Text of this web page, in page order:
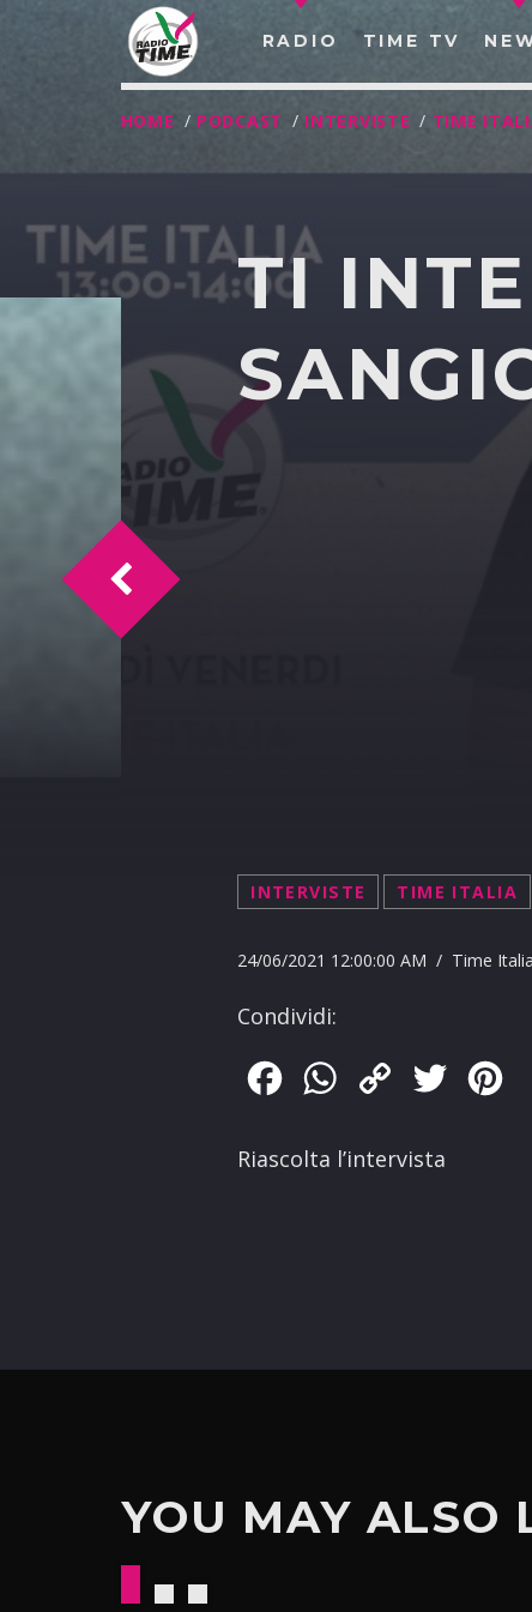
RADIO TIME TV
HOME / PODCAST / INTERVISTE / TIME
TI
INTERVISTE TIME ITALIA
24/06/2021 12:00:00 AM / Time Italia
Condividi:
FacebookWhatsApp
Copy
Twitter
Riascolta l’intervista
TI intervista Willie Peyote
YOU MAY ALSO